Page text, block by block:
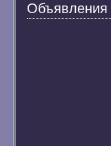
Объявления